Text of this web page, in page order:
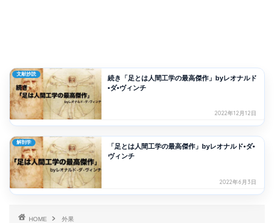
文献抄読
続き「足とは人間工学の最高傑作」byレオナルド
•ダ•ヴィンチ
2022年12月12日
解剖学
「足とは人間工学の最高傑作」byレオナルド•ダ•
ヴィンチ
2022年6月3日
HOME 外果